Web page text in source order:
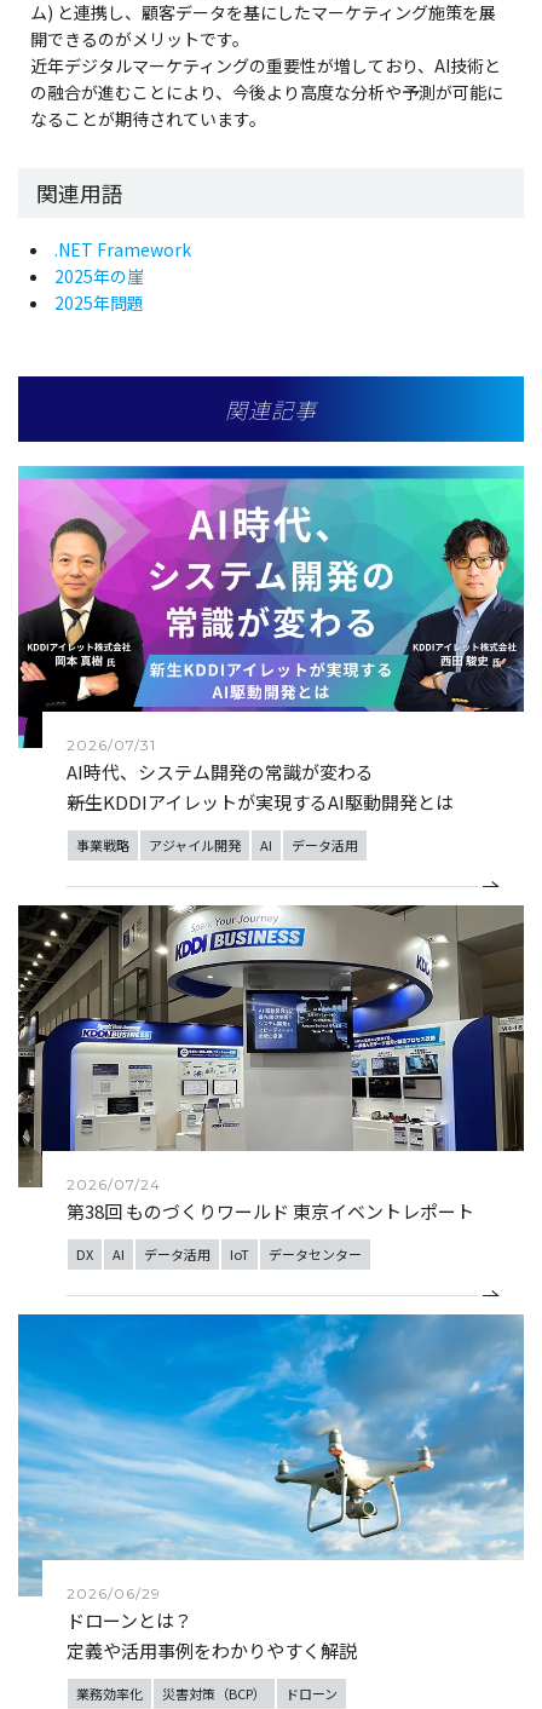
ム) と連携し、顧客データを基にしたマーケティング施策を展
開できるのがメリットです。
近年デジタルマーケティングの重要性が増しており、AI技術と
の融合が進むことにより、今後より高度な分析や予測が可能に
なることが期待されています。
関連用語
.NET Framework
2025年の崖
2025年問題
関連記事
2026/07/31
AI時代、システム開発の常識が変わる
――新生KDDIアイレットが実現するAI駆動開発とは
事業戦略 アジャイル開発 AI データ活用
2026/07/24
第38回 ものづくりワールド 東京イベントレポート
DX AI データ活用 IoT データセンター
2026/06/29
ドローンとは？
定義や活用事例をわかりやすく解説
業務効率化 災害対策（BCP） ドローン